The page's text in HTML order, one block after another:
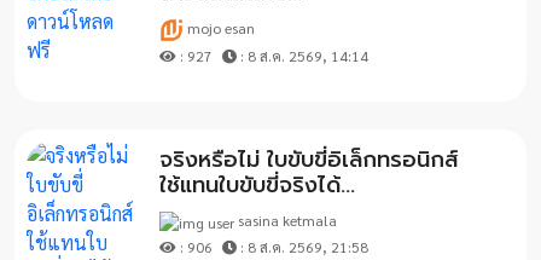
mojo esan
: 927
: 8 ส.ค. 2569, 14:14
จริงหรือไม่ ใบขับขี่อิเล็กทรอนิกส์
ใช้แทนใบขับขี่จริงได้...
sasina ketmala
: 906
: 8 ส.ค. 2569, 21:58